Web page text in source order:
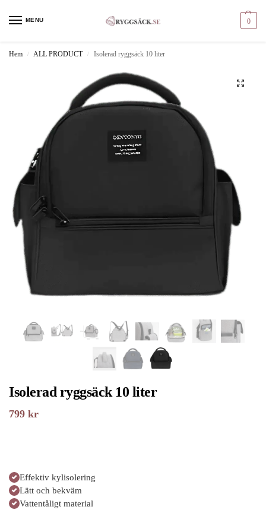
MENU 0
Hem / ALL PRODUCT / Isolerad ryggsäck 10 liter
Isolerad ryggsäck 10 liter
799 kr
Effektiv kylisolering
Lätt och bekväm
Vattentåligt material